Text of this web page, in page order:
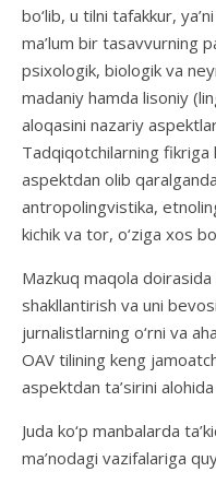
bo‘lib, u tilni tafakkur,
ma’lum bir tasavvurning
psixologik, biologik va
madaniy hamda lisoniy
aloqasini nazariy
Tadqiqotchilarning fikriga
aspektdan olib
antropolingvistika,
kichik va tor, o‘ziga xos
Mazkuq maqola
shakllantirish va uni
jurnalistlarning o‘rni va
OAV tilining keng
aspektdan ta’sirini
Juda ko‘p manbalarda
ma’nodagi vazifalariga